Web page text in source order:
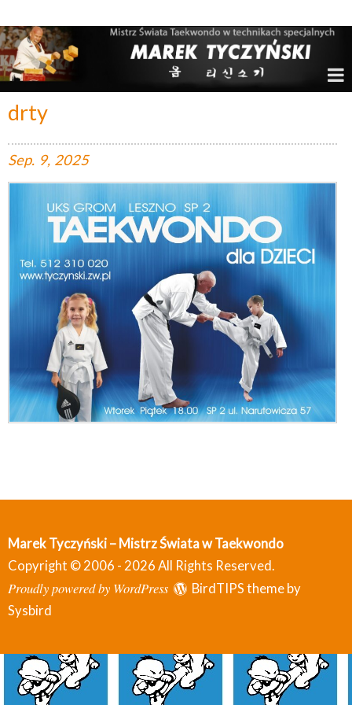
drty
Sep. 9, 2025
Marek Tyczyński – Mistrz Świata w Taekwondo
Copyright © 2006 - 2026 All Rights Reserved.
Proudly powered by WordPress
BirdTIPS theme by
Sysbird